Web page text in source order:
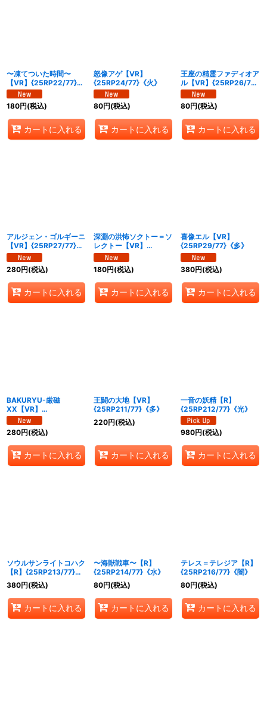
〜凍てついた時間〜
【VR】{25RP22/77}
《水》
180円(税込)
カートに入れる
怒像アゲ【VR】
{25RP24/77}《火》
80円(税込)
カートに入れる
王座の精霊ファディオア
ル【VR】{25RP26/77}
《多》
80円(税込)
カートに入れる
アルジェン・ゴルギーニ
【VR】{25RP27/77}
《多》
280円(税込)
カートに入れる
深淵の洪怖ソクトー＝ソ
レクトー【VR】
{25RP28/77}《多》
180円(税込)
カートに入れる
喜像エル【VR】
{25RP29/77}《多》
380円(税込)
カートに入れる
BAKURYU-厳磁
XX【VR】
{25RP210/77}《多》
280円(税込)
カートに入れる
王闘の大地【VR】
{25RP211/77}《多》
220円(税込)
カートに入れる
一音の妖精【R】
{25RP212/77}《光》
980円(税込)
カートに入れる
ソウルサンライトコハク
【R】{25RP213/77}
《光》
380円(税込)
カートに入れる
〜海獣戦車〜【R】
{25RP214/77}《水》
80円(税込)
カートに入れる
テレス＝テレジア【R】
{25RP216/77}《闇》
80円(税込)
カートに入れる